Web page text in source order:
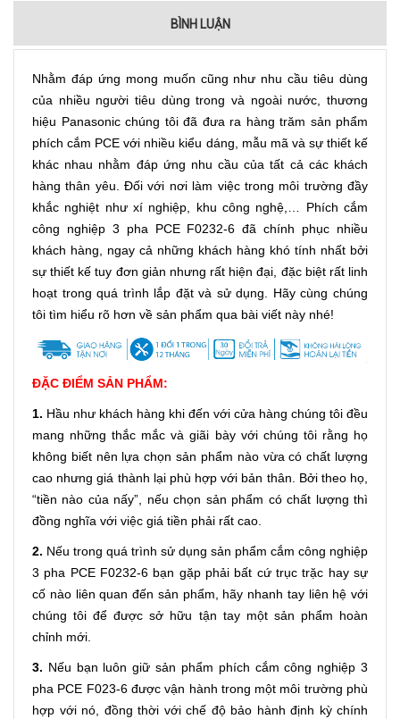
BÌNH LUẬN
Nhằm đáp ứng mong muốn cũng như nhu cầu tiêu dùng
của nhiều người tiêu dùng trong và ngoài nước, thương
hiệu Panasonic chúng tôi đã đưa ra hàng trăm sản phẩm
phích cắm PCE với nhiều kiểu dáng, mẫu mã và sự thiết kế
khác nhau nhằm đáp ứng nhu cầu của tất cả các khách
hàng thân yêu. Đối với nơi làm việc trong môi trường đầy
khắc nghiệt như xí nghiệp, khu công nghệ,… Phích cắm
công nghiệp 3 pha PCE F0232-6 đã chính phục nhiều
khách hàng, ngay cả những khách hàng khó tính nhất bởi
sự thiết kế tuy đơn giản nhưng rất hiện đại, đặc biệt rất linh
hoạt trong quá trình lắp đặt và sử dụng. Hãy cùng chúng
tôi tìm hiểu rõ hơn về sản phẩm qua bài viết này nhé!
ĐẶC ĐIỂM SẢN PHẨM:
1. Hầu như khách hàng khi đến với cửa hàng chúng tôi đều
mang những thắc mắc và giãi bày với chúng tôi rằng họ
không biết nên lựa chọn sản phẩm nào vừa có chất lượng
cao nhưng giá thành lại phù hợp với bản thân. Bởi theo họ,
“tiền nào của nấy”, nếu chọn sản phẩm có chất lượng thì
đồng nghĩa với việc giá tiền phải rất cao.
2. Nếu trong quá trình sử dụng sản phẩm cắm công nghiệp
3 pha PCE F0232-6 bạn gặp phải bất cứ trục trặc hay sự
cố nào liên quan đến sản phẩm, hãy nhanh tay liên hệ với
chúng tôi để được sở hữu tận tay một sản phẩm hoàn
chỉnh mới.
3. Nếu bạn luôn giữ sản phẩm phích cắm công nghiệp 3
pha PCE F023-6 được vận hành trong một môi trường phù
hợp với nó, đồng thời với chế độ bảo hành định kỳ chính